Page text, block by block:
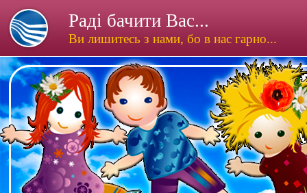
Раді бачити Вас...
Ви лишитесь з нами, бо в нас гарно...